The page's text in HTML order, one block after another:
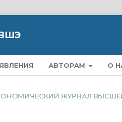
АВТОРАМ О
ЭКОНОМИЧЕСКИЙ ЖУРНАЛ